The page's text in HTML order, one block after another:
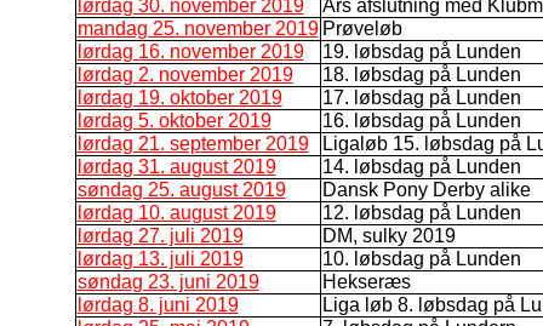
lørdag 30. november 2019
Års afslutning med
mandag 25. november 2019 Prøveløb
lørdag 16. november 2019
19. løbsdag på Lunden
lørdag 2. november 2019
18. løbsdag på Lunden
lørdag 19. oktober 2019
17. løbsdag på Lunden
lørdag 5. oktober 2019
16. løbsdag på Lunden
lørdag 21. september 2019
Ligaløb 15. løbsdag på
lørdag 31. august 2019
14. løbsdag på Lunden
søndag 25. august 2019
Dansk Pony Derby alike
lørdag 10. august 2019
12. løbsdag på Lunden
lørdag 27. juli 2019
DM, sulky 2019
lørdag 13. juli 2019
10. løbsdag på Lunden
søndag 23. juni 2019
Hekseræs
lørdag 8. juni 2019
Liga løb 8. løbsdag på